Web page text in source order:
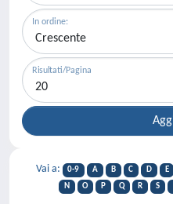
In ordine:
Risultati/Pagina
Vai a: 0-9 A B C D E
N
O P Q R S